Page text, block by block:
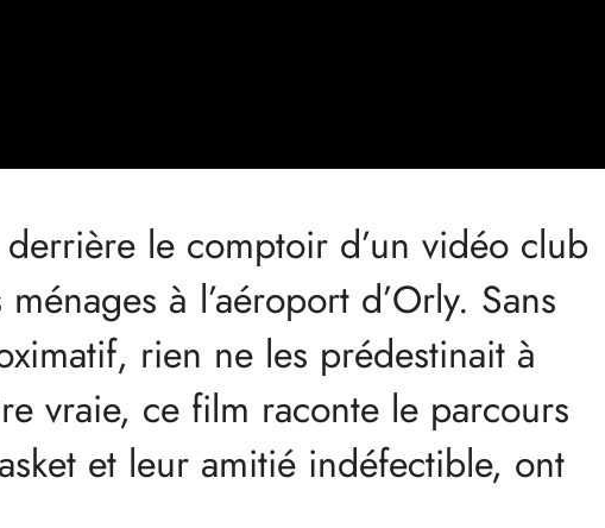
le comptoir d’un vidéo club
à l’aéroport d’Orly. Sans
rien ne les prédestinait à
vraie, ce film raconte le parcours
et leur amitié indéfectible, ont